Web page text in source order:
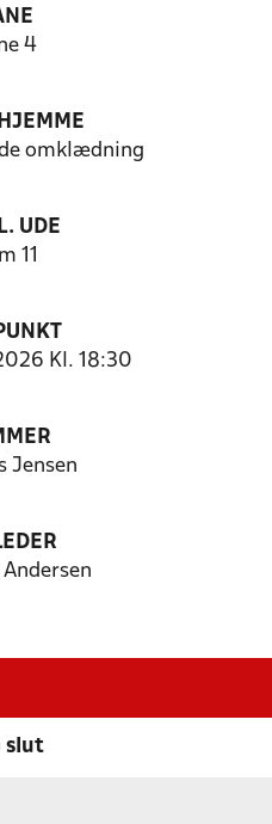
4
omklædning
UDE
11
Kl. 18:30
Jensen
slut